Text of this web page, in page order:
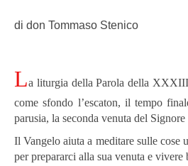
di don Tommaso Stenico
La liturgia della Parola della
come sfondo l’escaton, il tempo
parusia, la seconda venuta del Signore
Il Vangelo aiuta a meditare sulle cose
per prepararci alla sua venuta e vivere